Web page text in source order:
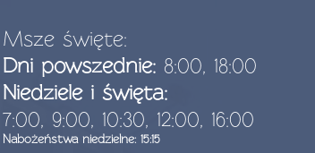
Msze święte:
Dni powszednie: 8:00, 18:00
Niedziele i święta:
7:00, 9:00, 10:30, 12:00, 16:00
Nabożeństwa niedzielne: 15:15